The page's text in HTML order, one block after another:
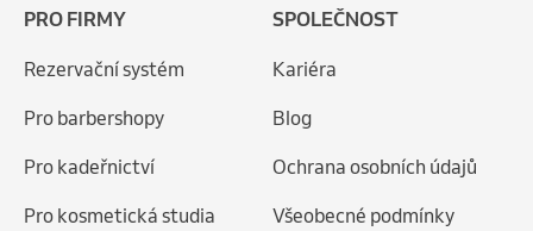
PRO FIRMY
Rezervační systém
Pro barbershopy
Pro kadeřnictví
Pro kosmetická studia
SPOLEČNOST
Kariéra
Blog
Ochrana osobních údajů
Všeobecné podmínky